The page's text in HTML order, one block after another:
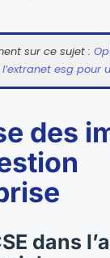
sur ce sujet :
esg pour
des
dans